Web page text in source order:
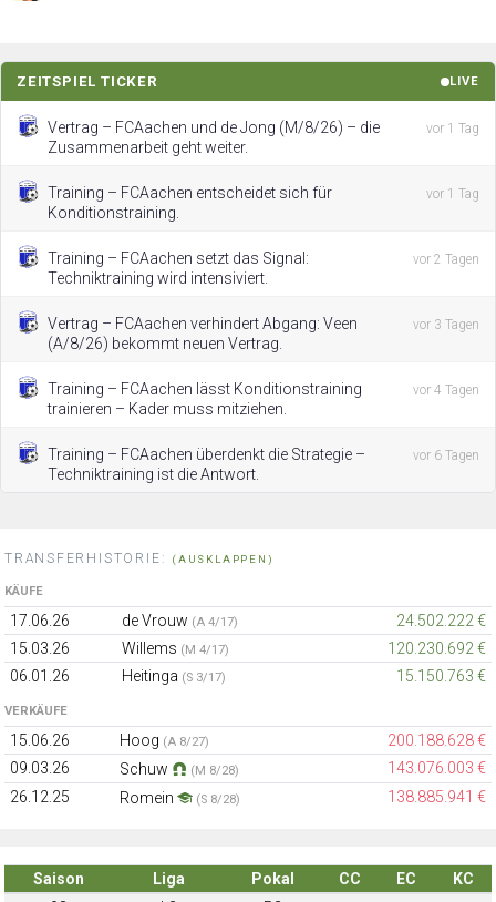
ZEITSPIEL TICKER LIVE
Vertrag – FCAachen und de Jong (M/8/26) – die
Zusammenarbeit geht weiter.
vor 1 Tag
Training – FCAachen entscheidet sich für
Konditionstraining.
vor 1 Tag
Training – FCAachen setzt das Signal:
Techniktraining wird intensiviert.
vor 2 Tagen
Vertrag – FCAachen verhindert Abgang: Veen
(A/8/26) bekommt neuen Vertrag.
vor 3 Tagen
Training – FCAachen lässt Konditionstraining
trainieren – Kader muss mitziehen.
vor 4 Tagen
Training – FCAachen überdenkt die Strategie –
Techniktraining ist die Antwort.
vor 6 Tagen
TRANSFERHISTORIE: (AUSKLAPPEN)
KÄUFE
17.06.26 de Vrouw (A 4/17)
24.502.222 €
15.03.26
Willems (M 4/17)
120.230.692 €
06.01.26
Heitinga (S 3/17) 15.150.763 €
VERKÄUFE
15.06.26 Hoog (A 8/27)
200.188.628 €
09.03.26
Schuw (M 8/28)
143.076.003 €
26.12.25
Romein (S 8/28) 138.885.941 €
Saison Liga Pokal CC EC
KC